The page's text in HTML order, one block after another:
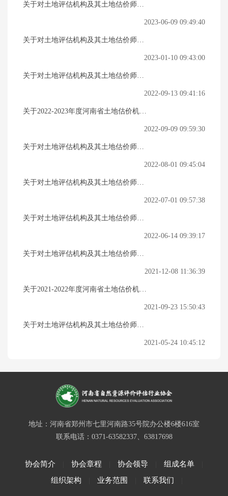
关于对土地评估机构及其土地估价师入
2023-06-09 09:49:40
关于对土地评估机构及其土地估价师入
2023-01-10 09:43:00
关于对土地评估机构及其土地估价师入
2022-09-13 09:41:16
关于2022-2023年度河南省土地估价机构
2022-09-09 09:59:30
关于对土地评估机构及其土地估价师入
2022-08-01 09:45:04
关于对土地评估机构及其土地估价师入
2022-07-01 09:57:38
关于对土地评估机构及其土地估价师入
2022-06-14 09:39:17
关于对土地评估机构及其土地估价师入
2021-12-08 11:36:39
关于2021-2022年度河南省土地估价机构
2021-09-23 15:50:43
关于对土地评估机构及其土地估价师入
2021-05-24 10:45:12
地址：河南省郑州市七里河南路35号院办公楼6楼616室
联系电话：0371-63582337、63817698
协会简介 协会章程 协会领导 组成名单
组织架构 业务范围 联系我们